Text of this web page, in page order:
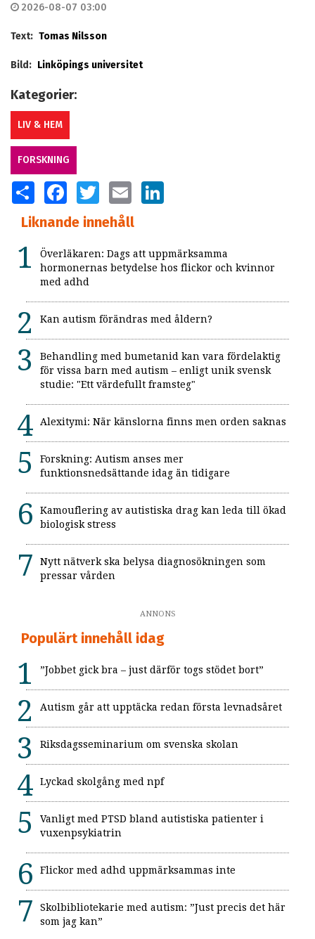
2026-08-07 03:00
Text: Tomas Nilsson
Bild: Linköpings universitet
Kategorier:
LIV & HEM
FORSKNING
SHARE FACEBOOKTWITTER EMAIL
Liknande innehåll
Överläkaren: Dags att uppmärksamma
hormonernas betydelse hos flickor och kvinnor
med adhd
Kan autism förändras med åldern?
Behandling med bumetanid kan vara fördelaktig
för vissa barn med autism – enligt unik svensk
studie: "Ett värdefullt framsteg"
Alexitymi: När känslorna finns men orden saknas
Forskning: Autism anses mer
funktionsnedsättande idag än tidigare
Kamouflering av autistiska drag kan leda till ökad
biologisk stress
Nytt nätverk ska belysa diagnosökningen som
pressar vården
ANNONS
Populärt innehåll idag
”Jobbet gick bra – just därför togs stödet bort”
Autism går att upptäcka redan första levnadsåret
Riksdagsseminarium om svenska skolan
Lyckad skolgång med npf
Vanligt med PTSD bland autistiska patienter i
vuxenpsykiatrin
Flickor med adhd uppmärksammas inte
Skolbibliotekarie med autism: ”Just precis det här
som jag kan”